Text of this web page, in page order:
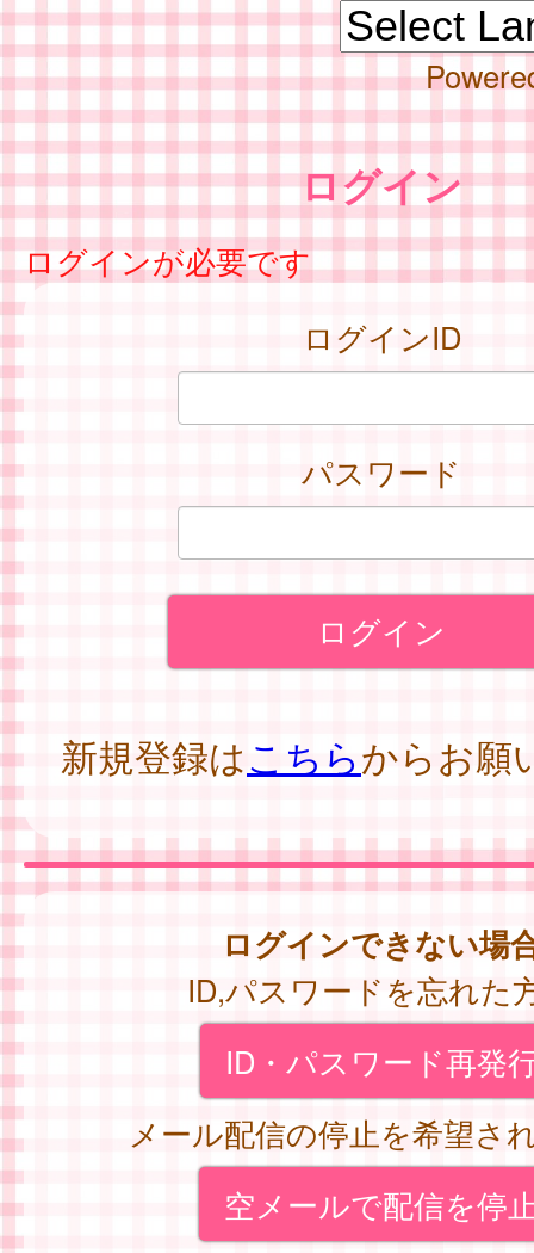
ログイン
ログインが必要です
ログインID
パスワード
新規登録はこちらからお願
ログインできない場
ID,パスワードを忘れた
ID・パスワード再発
メール配信の停止を希望さ
空メールで配信を停